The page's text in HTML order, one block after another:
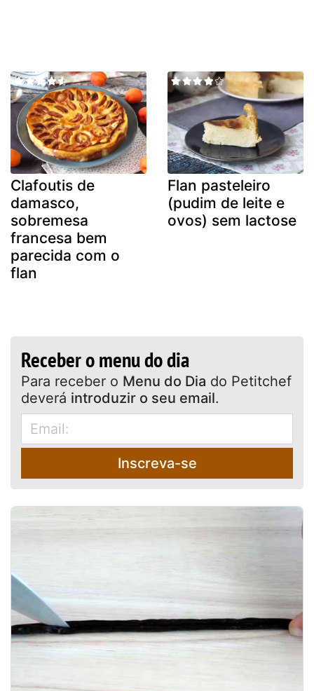
Clafoutis de
damasco,
sobremesa
francesa bem
parecida com o
flan
Flan pasteleiro
(pudim de leite e
ovos) sem lactose
Receber o menu do dia
Para receber o Menu do Dia do Petitchef
deverá introduzir o seu email.
Inscreva-se